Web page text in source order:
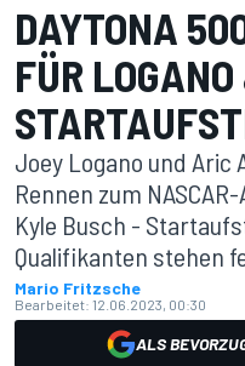
DAYTONA
FÜR
Joey Logano und Aric
Rennen zum
Kyle Busch -
Qualifikanten stehen
Mario Fritzsche
Bearbeitet: 12.06.2023, 00:30
ALS